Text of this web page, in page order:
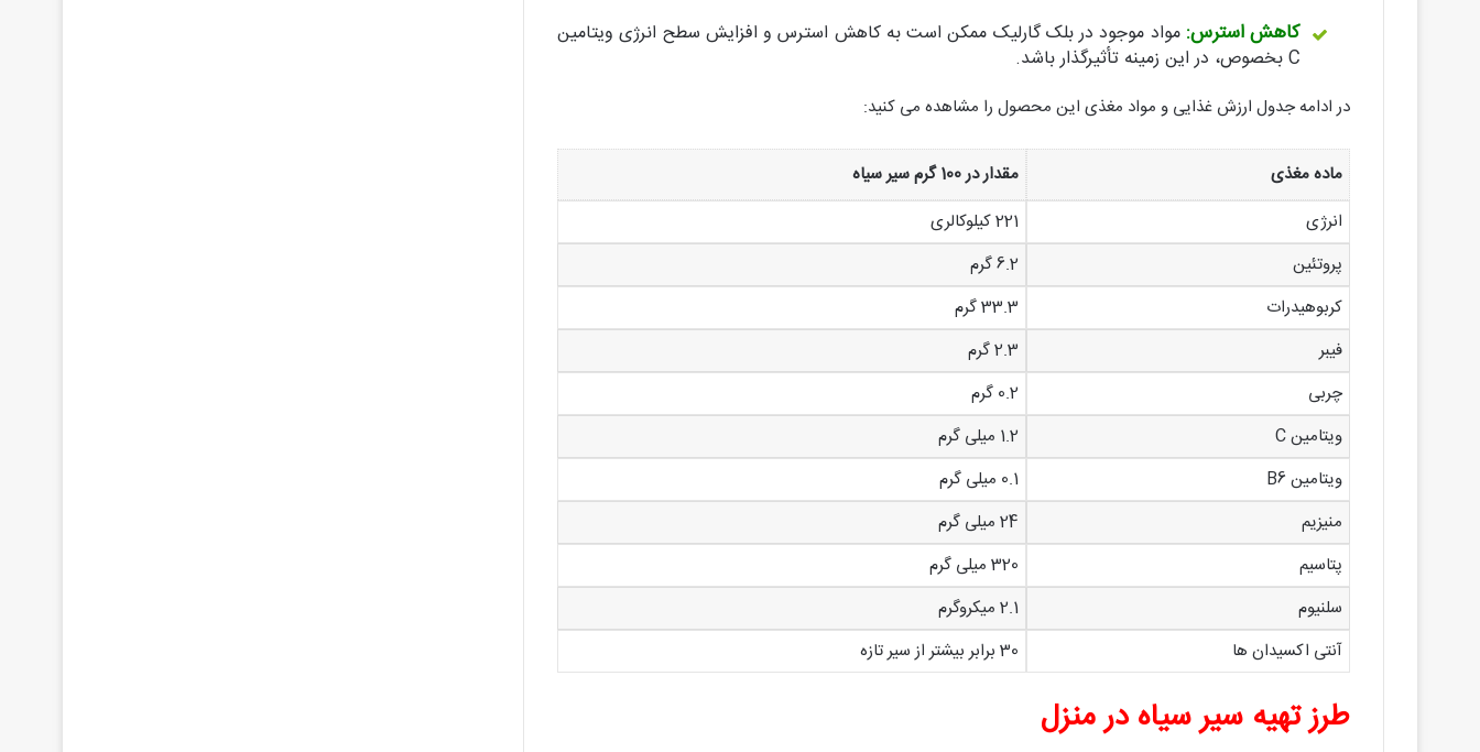
کاهش استرس:مواد موجود در بلک گارلیک ممکن است به کاهش استرس و افزایش سطح انرژی ویتامین
C بخصوص، در این زمینه تأثیرگذار باشد.
در ادامه جدول ارزش غذایی و مواد مغذی این محصول را مشاهده می کنید:
ماده مغذی
مقدار در 100 گرم سیر سیاه
انرژی
221 کیلوکالری
پروتئین
6.2 گرم
کربوهیدرات
33.3 گرم
فیبر
2.3 گرم
چربی
0.2 گرم
ویتامین C
1.2 میلی گرم
ویتامین B6
0.1 میلی گرم
منیزیم
24 میلی گرم
پتاسیم
320 میلی گرم
سلنیوم
2.1 میکروگرم
آنتی اکسیدان ها
30 برابر بیشتر از سیر تازه
طرز تهیه سیر سیاه در منزل